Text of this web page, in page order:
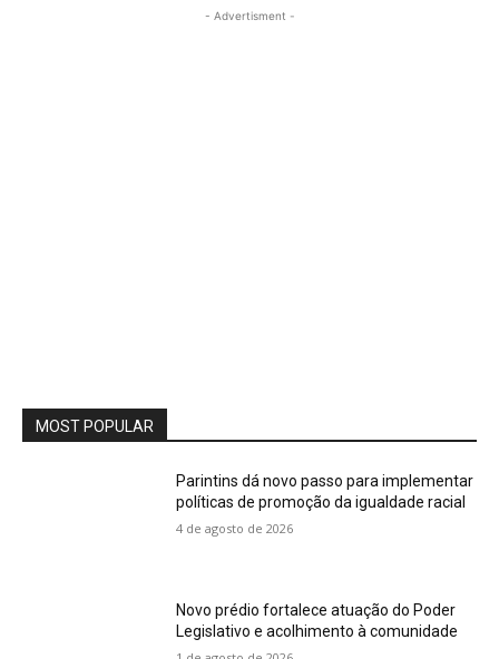
- Advertisment -
MOST POPULAR
Parintins dá novo passo para implementar
políticas de promoção da igualdade racial
4 de agosto de 2026
Novo prédio fortalece atuação do Poder
Legislativo e acolhimento à comunidade